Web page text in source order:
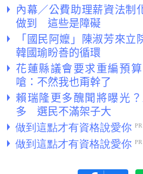
內幕／公費助理薪資法制
做到 這些是障礙
「國民阿嬤」陳淑芳來
韓國瑜盼善的循環
花蓮縣議會要求重編預
嗆：不然我也甭幹了
賴瑞隆更多醜聞將曝光
多 選民不滿架子大